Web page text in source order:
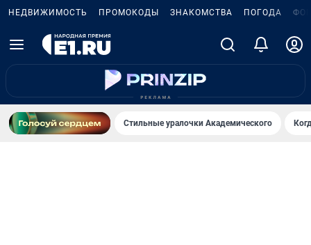
НЕДВИЖИМОСТЬ ПРОМОКОДЫ ЗНАКОМСТВА ПОГОДА
Стильные уралочки Академического